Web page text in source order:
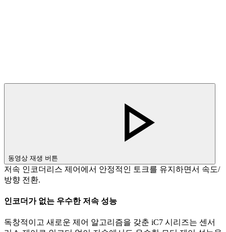
동영상 재생 버튼
저속 인코더리스 제어에서 안정적인 토크를 유지하면서 속도/
방향 전환.
인코더가 없는 우수한 저속 성능
독창적이고 새로운 제어 알고리즘을 갖춘 iC7 시리즈는 센서